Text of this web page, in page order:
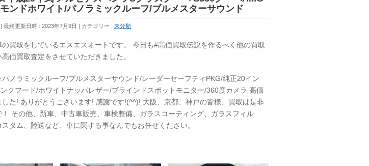
ンドホワイト/パノラミックルーフ/ブルメスターサウンド
最終更新日時 : 2023年7月9日 カテゴリー : 未分類
買取をしているエスエスオートです。 今日も#高価買取伝説を作るべく他の買取
価買取査定をさせていただきました。
ノラミックルーフ/ブルメスターサウンド/レーダーセーフティPKG/純正20イン
クフード/ホワイトナッパレザー/ブラインドスポットモニター/360度カメラ 高価
した! ありがとうございます! 感謝です!(^^)! 大阪、京都、神戸の皆様、買取は是非
その他、新車、中古車販売、車検整備、ガラスコーティング、ガラスフィル
タム、陸送など、車に関する事なんでもお任せください。